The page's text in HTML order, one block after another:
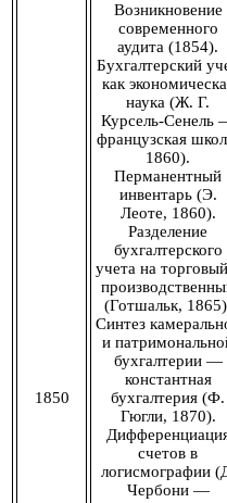
1850
Возникновение
современного
аудита (1854).
Бухгалтерский
как
наука (Ж. Г.
Курсель-Сенель
французская
1860).
Перманентный
инвентарь (Э.
Леоте, 1860).
Разделение
бухгалтерского
учета на
(Готшальк,
Синтез
и
бухгалтерии —
константная
бухгалтерия (Ф.
Гюгли, 1870).
счетов в
логисмографии
Чербони —